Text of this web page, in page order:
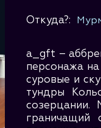
Откуда?:
a_gft –
персонажа
суровые и
тундры
созерцании.
граничащий